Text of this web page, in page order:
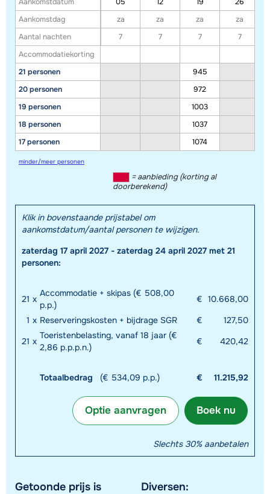
Aankomstdag
Aantal nachten
Accommodatiekorting
21 personen
20 personen
19 personen
18 personen
17 personen
za
za za
za
7
7 7 7
945
972
1003
1037
1074
minder/meer personen
= aanbieding (korting al
doorberekend)
Klik in bovenstaande prijstabel om
aankomstdatum/aantal personen te wijzigen.
zaterdag 17 april 2027 - zaterdag 24 april 2027 met 21
personen:
21 x
Accommodatie + skipas (€ 508,00
p.p.)
€ 10.668,00
1 x Reserveringskosten + bijdrage SGR €
127,50
21 x
Toeristenbelasting, vanaf 18 jaar (€
2,86 p.p.p.n.)
€ 420,42
Totaalbedrag (€ 534,09 p.p.) € 11.215,92
Boek nu
Optie aanvragen
Slechts 30% aanbetalen
Getoonde prijs is
Diversen: